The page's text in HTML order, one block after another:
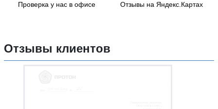
Проверка у нас в офисе Отзывы на Яндекс.Картах
Отзывы клиентов